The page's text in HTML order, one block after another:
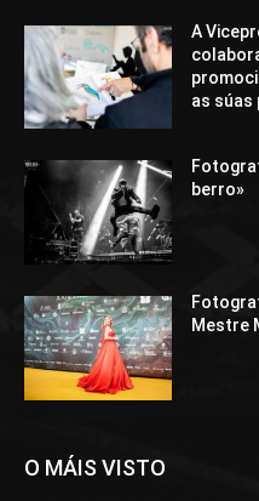
A
as súas
berro»
Mestre
O MÁIS VISTO